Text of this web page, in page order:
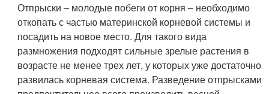
Отпрыски – молодые побеги от корня – необходимо
откопать с частью материнской корневой системы и
посадить на новое место. Для такого вида
размножения подходят сильные зрелые растения в
возрасте не менее трех лет, у которых уже достаточно
развилась корневая система. Разведение отпрысками